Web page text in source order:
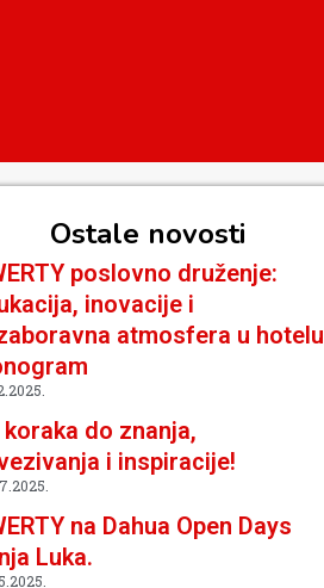
Ostale novosti
poslovno druženje:
inovacije i
atmosfera u hotelu
do znanja,
i inspiracije!
na Dahua Open Days
Luka.